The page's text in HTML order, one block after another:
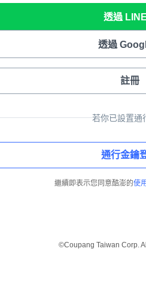
透過
透過
註冊
若你已設置通
通行金鑰
繼續即表示您同意酷澎的使
©Coupang Taiwan Corp.